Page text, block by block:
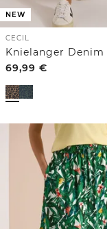
NEW
CECIL
69,99 €